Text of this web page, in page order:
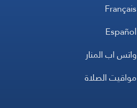
Français
Español
واتس اب المنار
مواقيت الصلاة